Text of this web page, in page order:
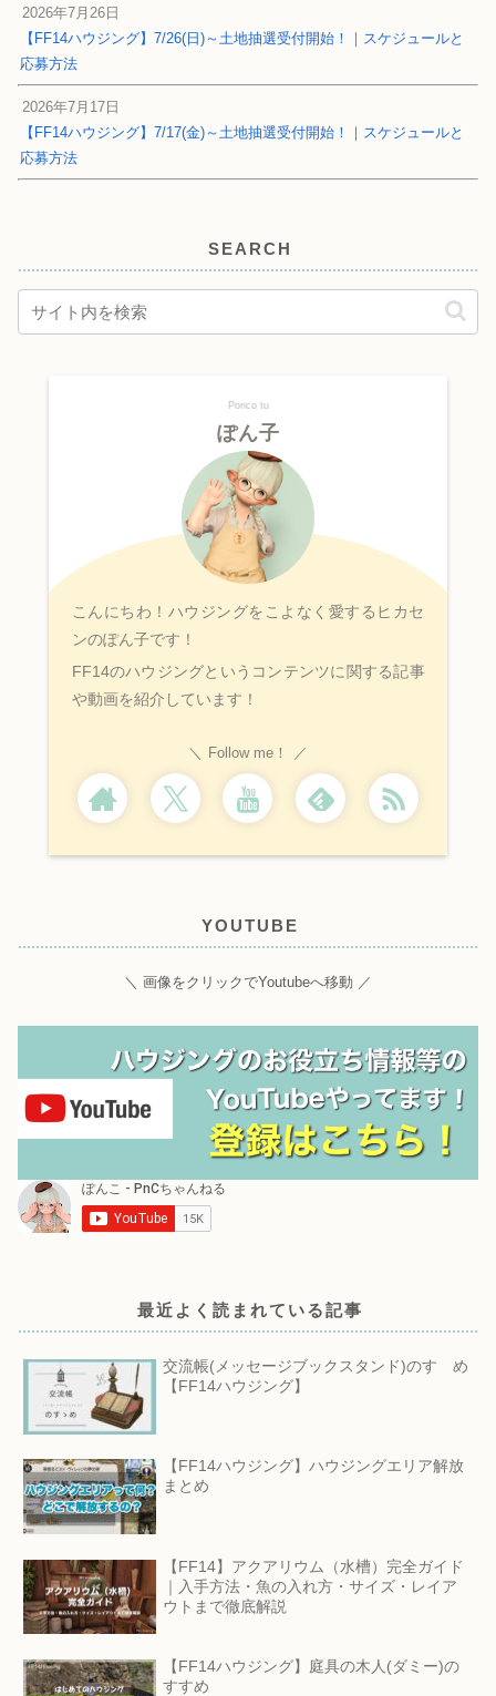
2026年7月26日
【FF14ハウジング】7/26(日)～土地抽選受付開始！｜スケジュールと
応募方法
2026年7月17日
【FF14ハウジング】7/17(金)～土地抽選受付開始！｜スケジュールと
応募方法
SEARCH
Ponco tu
ぽん子
こんにちわ！ハウジングをこよなく愛するヒカセ
ンのぽん子です！
FF14のハウジングというコンテンツに関する記事
や動画を紹介しています！
Follow me！
YOUTUBE
＼ 画像をクリックでYoutubeへ移動 ／
最近よく読まれている記事
交流帳(メッセージブックスタンド)のすゝめ
【FF14ハウジング】
【FF14ハウジング】ハウジングエリア解放
まとめ
【FF14】アクアリウム（水槽）完全ガイド
｜入手方法・魚の入れ方・サイズ・レイア
ウトまで徹底解説
【FF14ハウジング】庭具の木人(ダミー)の
すすめ